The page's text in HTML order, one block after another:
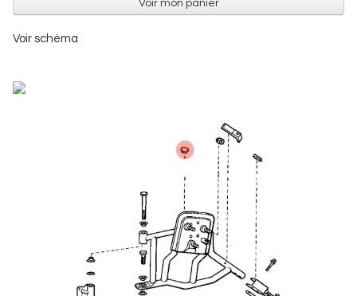
Voir mon panier
Voir schéma